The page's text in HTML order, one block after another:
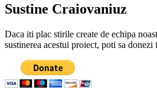
Sustine Craiovaniuz
Daca iti plac stirile create de echipa
sustinerea acestui proiect, poti sa